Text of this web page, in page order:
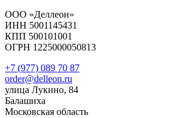
ООО «Деллеон»
ИНН 5001145431
КПП 500101001
ОГРН 1225000050813
+7 (977) 089 70 87
order@delleon.ru
улица Лукино, 84
Балашиха
Московская область